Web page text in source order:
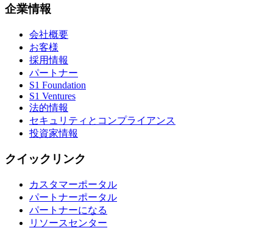
企業情報
会社概要
お客様
採用情報
パートナー
S1 Foundation
S1 Ventures
法的情報
セキュリティとコンプライアンス
投資家情報
クイックリンク
カスタマーポータル
パートナーポータル
パートナーになる
リソースセンター